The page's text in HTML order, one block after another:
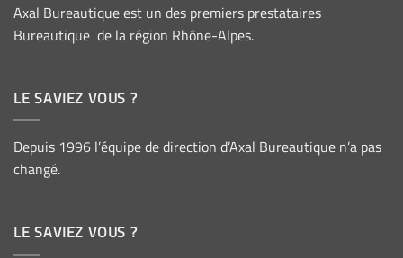
Axal Bureautique est un des premiers prestataires
Bureautique de la région Rhône-Alpes.
LE SAVIEZ VOUS ?
Depuis 1996 l’équipe de direction d’Axal Bureautique n’a pas
changé.
LE SAVIEZ VOUS ?